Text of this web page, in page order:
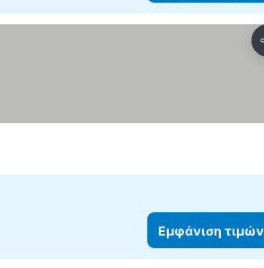
Εμφάνιση τιμών